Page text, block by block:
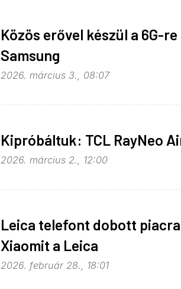
Közös erővel készül a 6G-
Samsung
2026. március 3., 08:07
Kipróbáltuk: TCL RayNeo
2026. március 2., 12:00
Leica telefont dobott piacra
Xiaomit a Leica
2026. február 28., 18:01